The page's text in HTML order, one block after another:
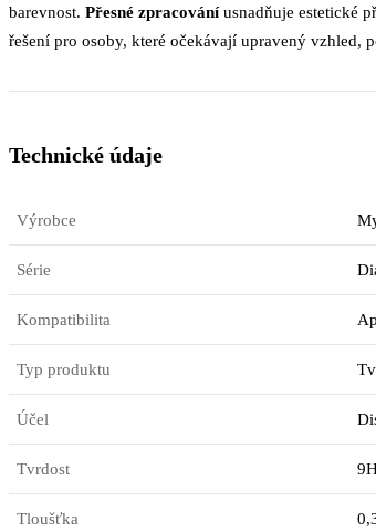
barevnost. Přesné zpracováníusnadňuje estetické
řešení pro osoby, které očekávají upravený vzhled,
Technické údaje
Výrobce
Série
Kompatibilita
Typ produktu
Účel
Tvrdost
Tloušťka